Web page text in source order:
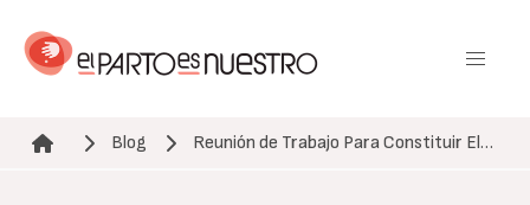
contenido
Ruta de navegación
Blog Reunión de Trabajo Para Constituir El…